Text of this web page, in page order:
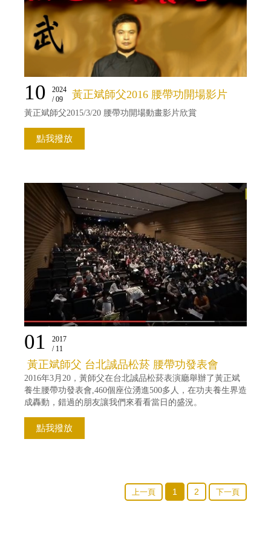
10
2024
/ 09
黃正斌師父2016 腰帶功開場影片
黃正斌師父2015/3/20 腰帶功開場動畫影片欣賞
點我撥放
01
2017
/ 11
黃正斌師父 台北誠品松菸 腰帶功發表會
2016年3月20，黃師父在台北誠品松菸表演廳舉辦了黃正斌
養生腰帶功發表會,460個座位湧進500多人，在功夫養生界造
成轟動，錯過的朋友讓我們來看看當日的盛況。
點我撥放
上一頁 1 2 下一頁